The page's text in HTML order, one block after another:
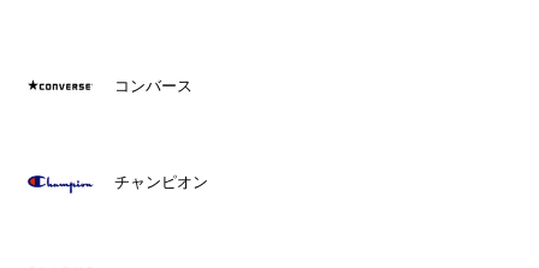
コンバース
チャンピオン